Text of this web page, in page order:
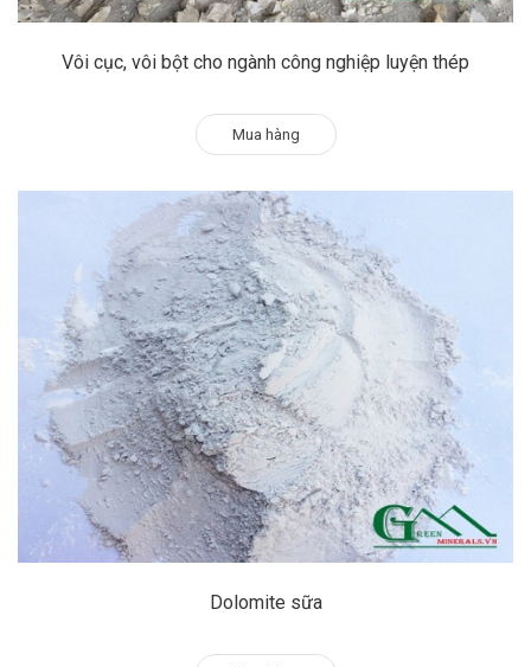
Vôi cục, vôi bột cho ngành công nghiệp luyện thép
Mua hàng
Dolomite sữa